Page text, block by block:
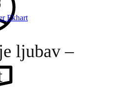
ljubav –